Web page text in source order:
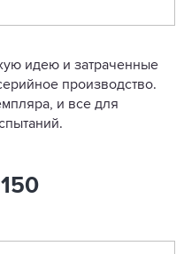
идею и затраченные
производство.
и все для